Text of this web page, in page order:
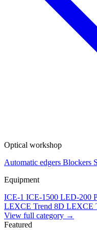
Optical workshop
Automatic edgers Blockers
Equipment
ICE-1 ICE-1500 LED-200
LEXCE Trend 8D LEXCE
View full category →
Featured